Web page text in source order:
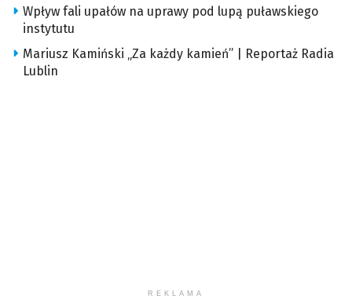
Wpływ fali upałów na uprawy pod lupą puławskiego
instytutu
Mariusz Kamiński „Za każdy kamień” | Reportaż Radia
Lublin
REKLAMA